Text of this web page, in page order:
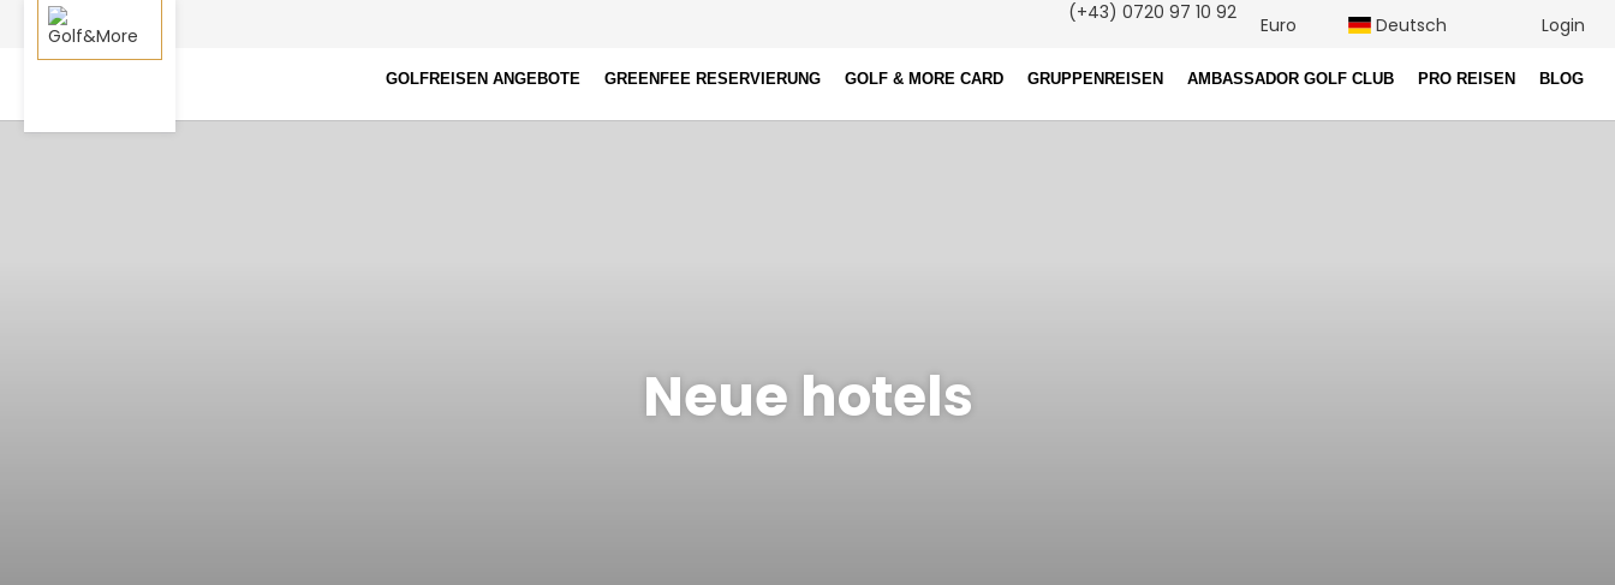
GOLFREISEN ANGEBOTE GREENFEE RESERVIERUNG GOLF & MORE CARD GRUPPENREISEN AMBASSADOR GOLF CLUB PRO REISEN BLOG
(+43) 0720 97 10 92
Euro Deutsch Login
Neue hotels